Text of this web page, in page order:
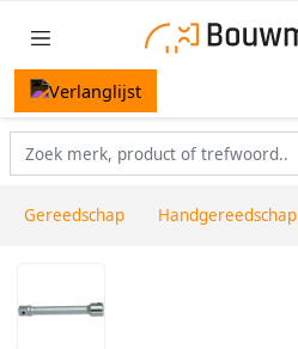
Gereedschap Handgereedschap